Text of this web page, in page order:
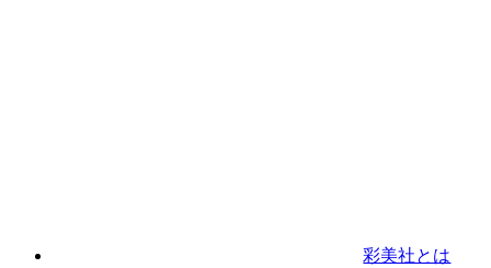
彩美社とは